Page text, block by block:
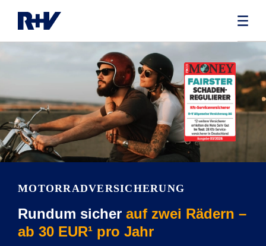
MOTORRADVERSICHERUNG
Rundum sicher auf zwei Rädern –
ab 30 EUR¹ pro Jahr